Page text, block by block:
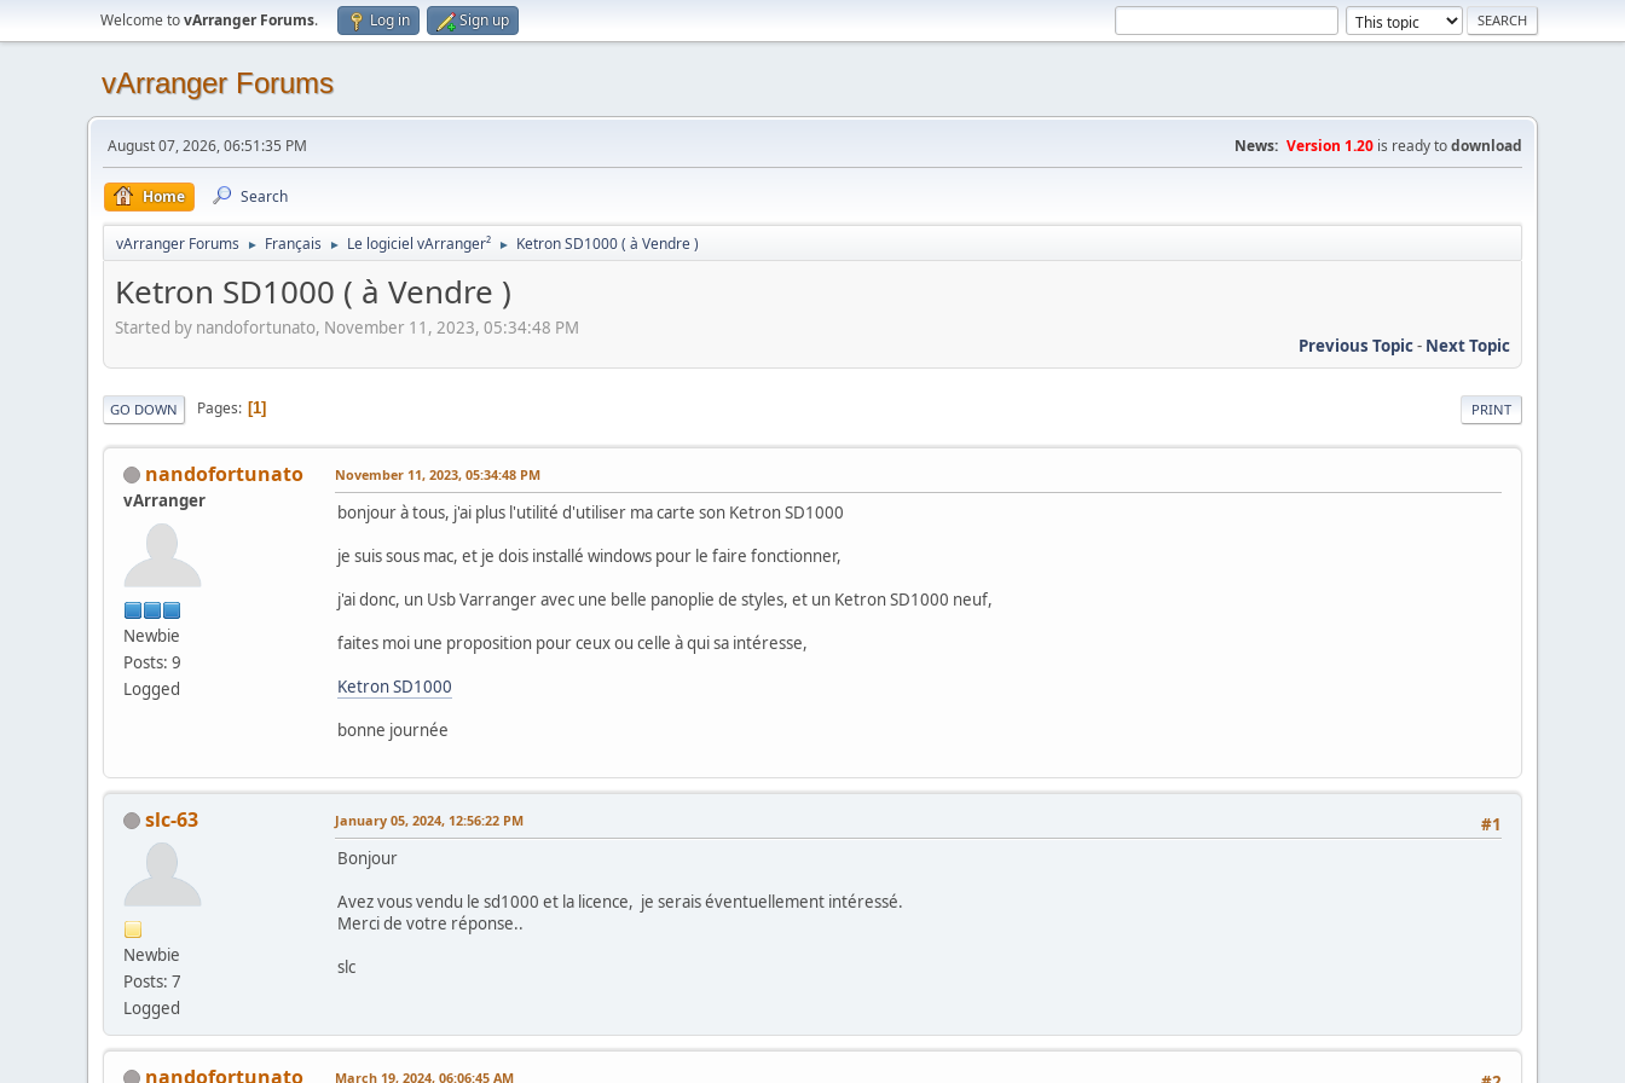
Welcome tovArranger Forums. Log in Sign up
vArranger Forums
August 07, 2026, 06:51:35 PM News: Version 1.20 is ready todownload
Home Search
vArranger Forums ► Français ► Le logiciel vArranger² ► Ketron SD1000 ( à Vendre )
Ketron SD1000 ( à Vendre )
Started by nandofortunato, November 11, 2023, 05:34:48 PM
Previous Topic- Next Topic
PRINT
GO DOWN Pages 1
nandofortunato
vArranger
Newbie
Posts: 9
Logged
November 11, 2023, 05:34:48 PM
bonjour à tous, j'ai plus l'utilité d'utiliser ma carte son Ketron SD1000
je suis sous mac, et je dois installé windows pour le faire fonctionner,
j'ai donc, un Usb Varranger avec une belle panoplie de styles, et un Ketron SD1000 neuf,
faites moi une proposition pour ceux ou celle à qui sa intéresse,
Ketron SD1000
bonne journée
slc-63
Newbie
Posts: 7
Logged
#1
January 05, 2024, 12:56:22 PM
Bonjour
Avez vous vendu le sd1000 et la licence, je serais éventuellement intéressé.
Merci de votre réponse..
slc
nandofortunato March 19, 2024, 06:06:45 AM